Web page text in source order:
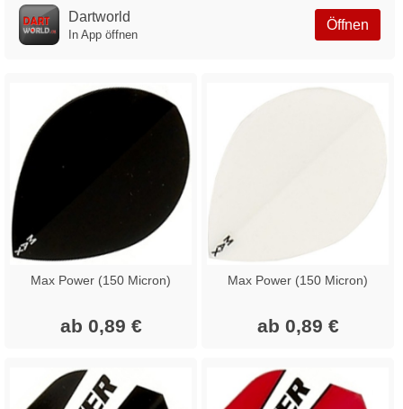
Öffnen
Dartworld
In App öffnen
Max Power (150 Micron)
ab 0,89 €
Max Power (150 Micron)
ab 0,89 €